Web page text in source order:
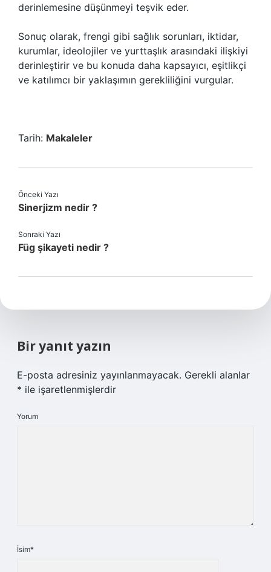
derinlemesine düşünmeyi teşvik eder.
Sonuç olarak, frengi gibi sağlık sorunları, iktidar,
kurumlar, ideolojiler ve yurttaşlık arasındaki ilişkiyi
derinleştirir ve bu konuda daha kapsayıcı, eşitlikçi
ve katılımcı bir yaklaşımın gerekliliğini vurgular.
Tarih: Makaleler
Önceki Yazı
Sinerjizm nedir ?
Sonraki Yazı
Füg şikayeti nedir ?
Bir yanıt yazın
E-posta adresiniz yayınlanmayacak. Gerekli alanlar
* ile işaretlenmişlerdir
Yorum
İsim*